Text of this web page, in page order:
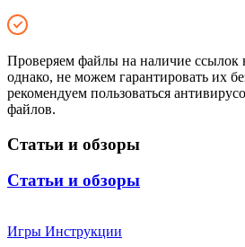
Проверяем файлы на наличие ссылок
однако, не можем гарантировать их
рекомендуем пользоваться
файлов.
Статьи и обзоры
Статьи и обзоры
Игры Инструкции